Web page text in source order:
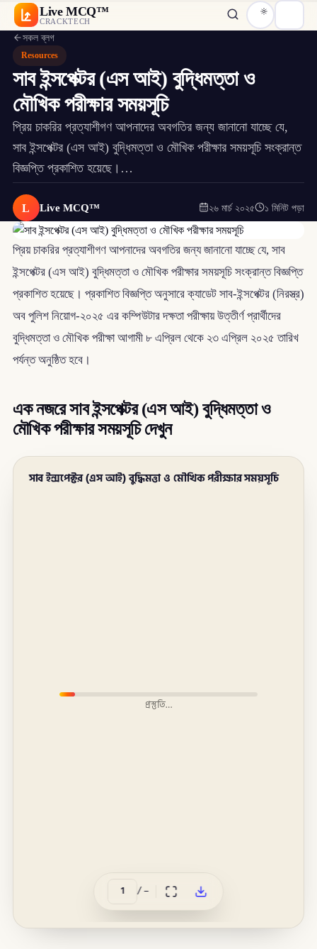
Live MCQ™
CRACKTECH
সকল ব্লগ
Resources
সাব ইন্সপেক্টর (এস আই) বুদ্ধিমত্তা ও
মৌখিক পরীক্ষার সময়সূচি
প্রিয় চাকরির প্রত্যাশীগণ আপনাদের অবগতির জন্য জানানো যাচ্ছে যে,
সাব ইন্সপেক্টর (এস আই) বুদ্ধিমত্তা ও মৌখিক পরীক্ষার সময়সূচি সংক্রান্ত
বিজ্ঞপ্তি প্রকাশিত হয়েছে।…
L Live MCQ™ ২৬ মার্চ ২০২৫ ১ মিনিট পড়া
প্রিয় চাকরির প্রত্যাশীগণ আপনাদের অবগতির জন্য জানানো যাচ্ছে যে, সাব
ইন্সপেক্টর (এস আই) বুদ্ধিমত্তা ও মৌখিক পরীক্ষার সময়সূচি সংক্রান্ত বিজ্ঞপ্তি
প্রকাশিত হয়েছে। প্রকাশিত বিজ্ঞপ্তি অনুসারে ক্যাডেট সাব-ইন্সপেক্টর (নিরস্ত্র)
অব পুলিশ নিয়োগ-২০২৫ এর কম্পিউটার দক্ষতা পরীক্ষায় উত্তীর্ণ প্রার্থীদের
বুদ্ধিমত্তা ও মৌখিক পরীক্ষা আগামী ৮ এপ্রিল থেকে ২৩ এপ্রিল ২০২৫ তারিখ
পর্যন্ত অনুষ্ঠিত হবে।
এক নজরে সাব ইন্সপেক্টর (এস আই) বুদ্ধিমত্তা ও
মৌখিক পরীক্ষার সময়সূচি দেখুন
সাব ইন্সপেক্টর (এস আই) বুদ্ধিমত্তা ও মৌখিক পরীক্ষার সময়সূচি
প্রস্তুতি…
/–